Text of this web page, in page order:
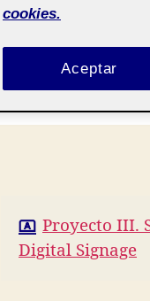
entrada
Proyecto III.
Digital Signage
cookies.
Aceptar